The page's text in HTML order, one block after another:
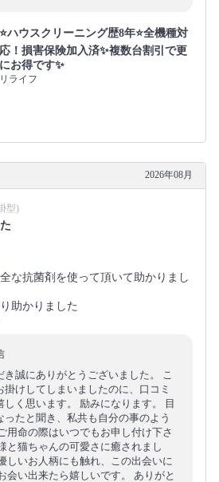
⭐ハウスクリーニング歴8年⭐全機種対
応！損害保険加入済✨複数台割引で更
にお得です✨
リライフ
2026年08月
型)
な抗菌剤を使って頂いて助かりまし
助かりました
き誠にありがとうございました。 こ
けしてしまいましたのに、口コミ
く思います。 励みになります。 目
たと聞き、私共も自分の事のよう
用命の際はいつでもお申し付け下さ
と猫ちゃんの可愛さに癒されまし
しいお人柄にも触れ、この出会いに
会い出来たら嬉しいです。 ありがと